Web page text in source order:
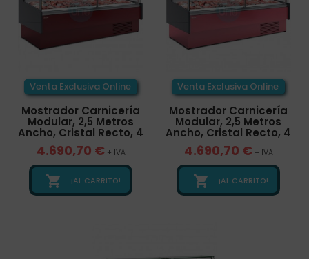
Venta Exclusiva Online
Mostrador Carnicería
Modular, 2,5 Metros
Ancho, Cristal Recto, 4
4.690,70 € + IVA
 ¡AL CARRITO!
Venta Exclusiva Online
Mostrador Carnicería
Modular, 2,5 Metros
Ancho, Cristal Recto, 4
4.690,70 € + IVA
 ¡AL CARRITO!